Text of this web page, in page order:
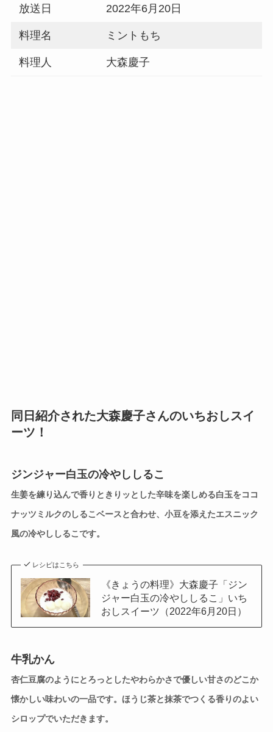
放送日 2022年6月20日
料理名 ミントもち
料理人 大森慶子
同日紹介された大森慶子さんのいちおしスイ
ーツ！
ジンジャー白玉の冷やししるこ
生姜を練り込んで香りときりッとした辛味を楽しめる白玉をココ
ナッツミルクのしるこベースと合わせ、小豆を添えたエスニック
風の冷やししるこです。
レシピはこちら
《きょうの料理》大森慶子「ジン
ジャー白玉の冷やししるこ」いち
おしスイーツ（2022年6月20日）
牛乳かん
杏仁豆腐のようにとろっとしたやわらかさで優しい甘さのどこか
懐かしい味わいの一品です。ほうじ茶と抹茶でつくる香りのよい
シロップでいただきます。